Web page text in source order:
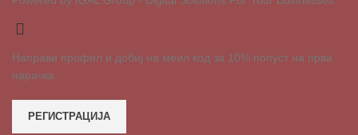
Направи профил и добиј на меил код за 10% попуст на прва
нарачка
РЕГИСТРАЦИЈА